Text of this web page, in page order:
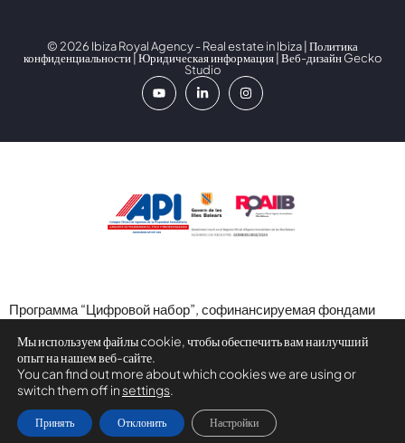
© 2026 Ibiza Royal Agency - Real estate in Ibiza | Политика
конфиденциальности|Юридическая информация| Веб-дизайнGecko
Studio
Программа “Цифровой набор”, софинансируемая фондами
восстановления и устойчивости.
Мы используем файлы cookie, чтобы обеспечить вам наилучший
опыт на нашем веб-сайте.
You can find out more about which cookies we are using or
switch them off in settings.
Принять Отклонить Настройки